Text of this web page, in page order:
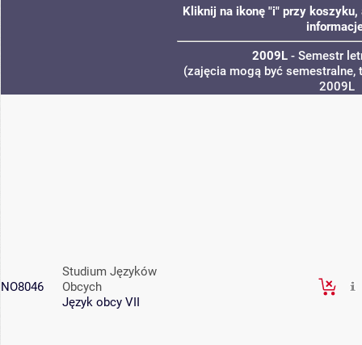
Kliknij na ikonę "i" przy
2009L- Semestr
(zajęcia mogą być semestralne,
2009L
NO8046
Studium Języków
Obcych
Język obcy VII